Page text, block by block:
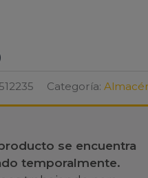
Categoría:
se encuentra
temporalmente.